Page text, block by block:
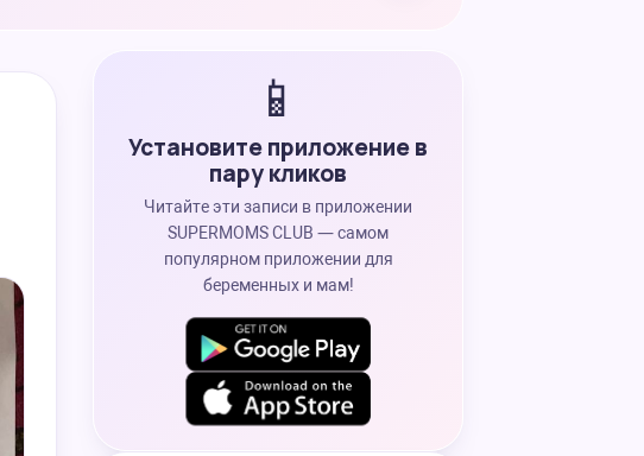
📱
Установите приложение в
пару кликов
Читайте эти записи в приложении
SUPERMOMS CLUB — самом
популярном приложении для
беременных и мам!